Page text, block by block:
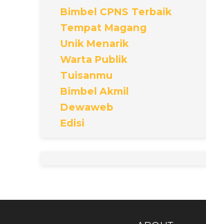
Bimbel CPNS Terbaik
Tempat Magang
Unik Menarik
Warta Publik
Tuisanmu
Bimbel Akmil
Dewaweb
Edisi